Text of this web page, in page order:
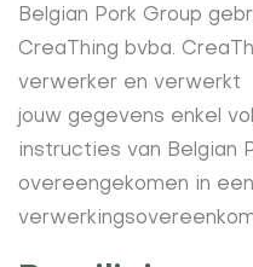
Belgian Pork Group
CreaThing bvba.
verwerker en verwerkt
jouw gegevens enkel
instructies van Belgian
overeengekomen in een